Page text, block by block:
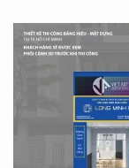
THIẾT KẾ
TỬ ĐỘC